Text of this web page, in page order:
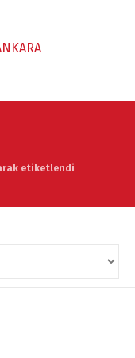
etiketlendi